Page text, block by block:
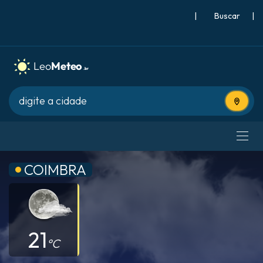
| |
Usar
COIMBRA
21 °C